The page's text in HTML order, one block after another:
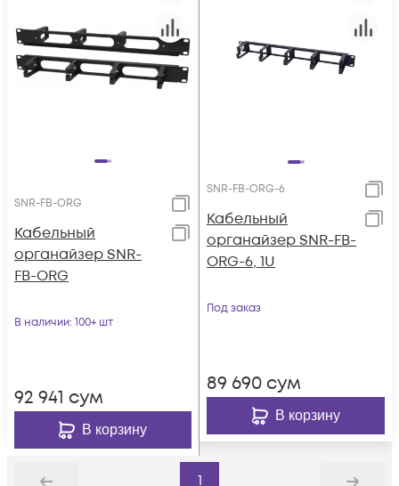
SNR-FB-ORG
Кабельный
органайзер SNR-
FB-ORG
В наличии: 100+ шт
92 941 сум
В корзину
SNR-FB-ORG-6
Кабельный
органайзер SNR-FB-
ORG-6, 1U
Под заказ
89 690 сум
В корзину
1